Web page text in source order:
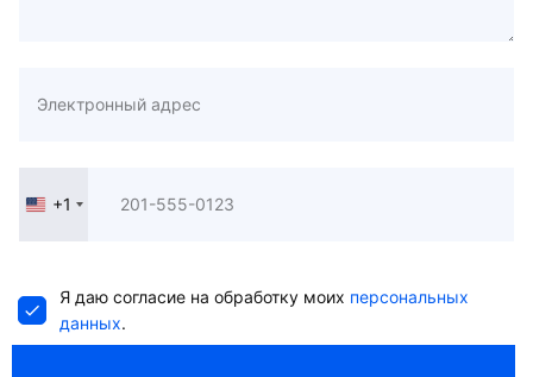
United
+1
Я даю согласие на обработку моих персональных
данных.